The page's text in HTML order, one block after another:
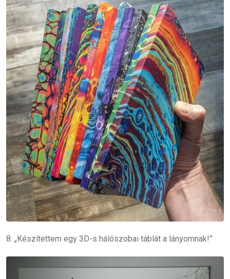
8. „Készítettem egy 3D-s hálószobai táblát a lányomnak!”